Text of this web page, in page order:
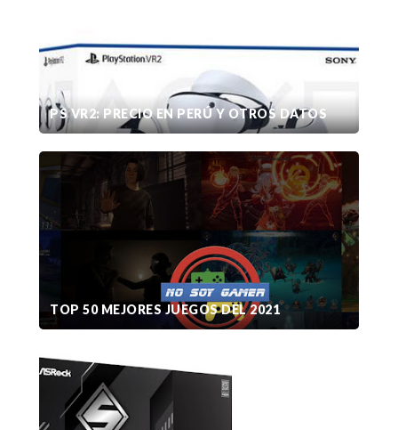
PS VR2: PRECIO EN PERÚ Y OTROS DATOS
TOP 50 MEJORES JUEGOS DEL 2021